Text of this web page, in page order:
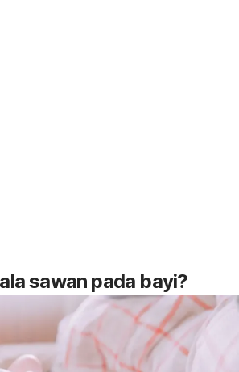
sawan pada bayi?